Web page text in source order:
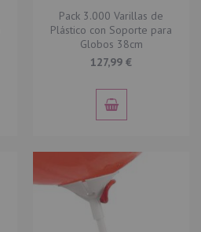
Pack 3.000 Varillas de
Plástico con Soporte para
Globos 38cm
127,99 €